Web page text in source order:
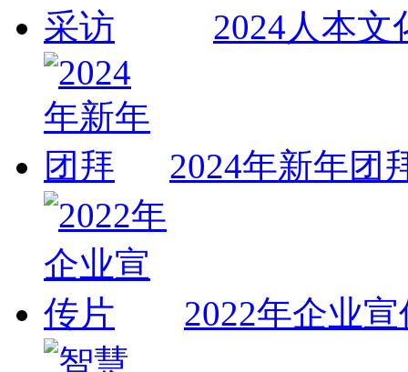
2024人本文
2024年新年团
2022年企业